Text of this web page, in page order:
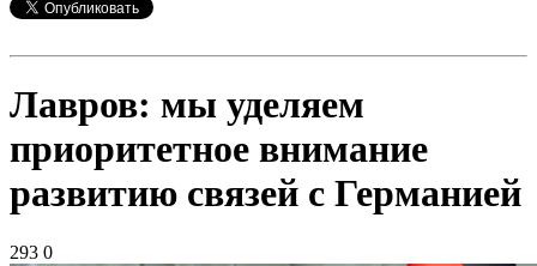
Лавров: мы уделяем
приоритетное внимание
развитию связей с Германией
293 0